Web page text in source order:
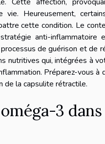
vie. Heureusement,
cette condition. Le
anti-inflammatoire
de guérison et de
nutritives qui, intégrées à
Préparez-vous
de la capsulite rétractile.
3